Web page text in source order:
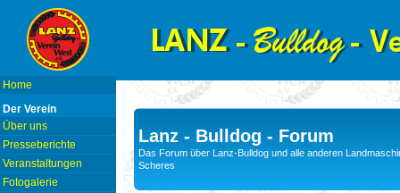
Home
Der Verein
Über uns
Presseberichte
Veranstaltungen
Fotogalerie
Lanz - Bulldog - Forum
Das Forum über Lanz-Bulldog und alle anderen
Scheres